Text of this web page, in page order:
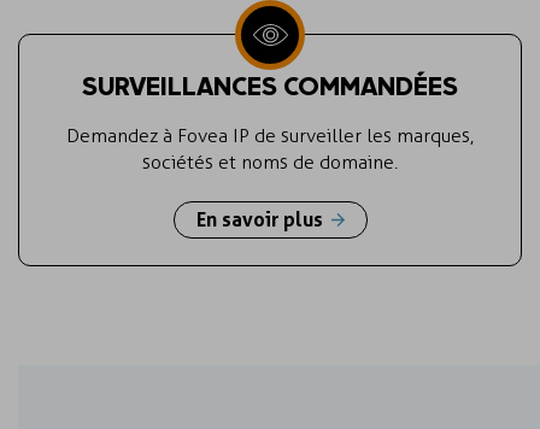
SURVEILLANCES COMMANDÉES
Demandez à Fovea IP de surveiller les marques,
sociétés et noms de domaine.
En savoir plus